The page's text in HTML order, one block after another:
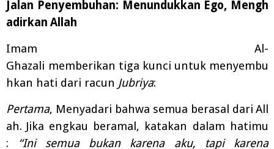
Jalan Penyembuhan: Menundukkan Ego, Mengh
adirkan Allah
Imam
Al-
Ghazali memberikan tiga kunci untuk menyembu
hkan hati dari racun Jubriya:
Pertama, Menyadari bahwa semua berasal dari All
ah. Jika engkau beramal, katakan dalam hatimu
:
“Ini semua bukan karena aku, tapi karena